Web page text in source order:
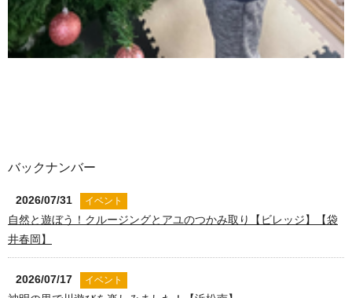
バックナンバー
2026/07/31 イベント
自然と遊ぼう！クルージングとアユのつかみ取り【ビレッジ】【袋
井春岡】
2026/07/17 イベント